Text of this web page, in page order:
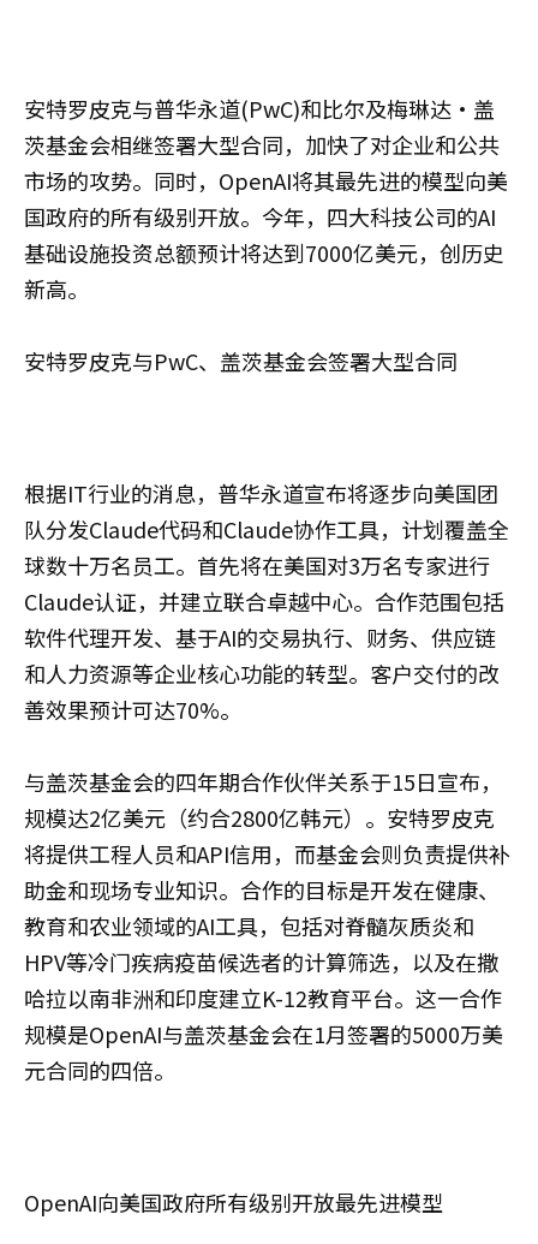
安特罗皮克与普华永道(PwC)和比尔及梅琳达·盖
茨基金会相继签署大型合同，加快了对企业和公共
市场的攻势。同时，OpenAI将其最先进的模型向美
国政府的所有级别开放。今年，四大科技公司的AI
基础设施投资总额预计将达到7000亿美元，创历史
新高。
安特罗皮克与PwC、盖茨基金会签署大型合同
根据IT行业的消息，普华永道宣布将逐步向美国团
队分发Claude代码和Claude协作工具，计划覆盖全
球数十万名员工。首先将在美国对3万名专家进行
Claude认证，并建立联合卓越中心。合作范围包括
软件代理开发、基于AI的交易执行、财务、供应链
和人力资源等企业核心功能的转型。客户交付的改
善效果预计可达70%。
与盖茨基金会的四年期合作伙伴关系于15日宣布，
规模达2亿美元（约合2800亿韩元）。安特罗皮克
将提供工程人员和API信用，而基金会则负责提供补
助金和现场专业知识。合作的目标是开发在健康、
教育和农业领域的AI工具，包括对脊髓灰质炎和
HPV等冷门疾病疫苗候选者的计算筛选，以及在撒
哈拉以南非洲和印度建立K-12教育平台。这一合作
规模是OpenAI与盖茨基金会在1月签署的5000万美
元合同的四倍。
OpenAI向美国政府所有级别开放最先进模型